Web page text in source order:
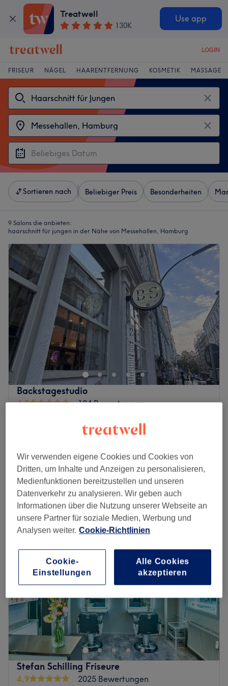
Treatwell
130K
Use app
LOGIN
FRISEUR NÄGEL HAARENTFERNUNG KOSMETIK MASSAGE
Sortieren nach Beliebiger Preis Besonderheiten
9 Salons die anbieten:
haarschnitt für jungen in der Nähe von Messehallen, Hamburg
Backstagestudio
4,8
184 Bewertungen
Kinder - Trockenschnitt
Kinder - Waschen, Schneiden & Föhnen
30 Min.
ab
Schnellansicht Saloninfos
Montag 10:00– 19:00
Dienstag
10:00– 19:00
Mittwoch
Donnerstag
10:00–19:00
Freitag
10:00–19:00
Samstag
10:00–19:00
Sonntag
Geschlossen
Lust auf einen erstklassigen Haarschnitt oder einen
anspruchsvollen Balayage-Look, der deine natürliche
Schönheit unterstreicht? Dann komm im Bacstagestudio in
Hamburg vorbei und lass dich von dem zauberhaften und
breitgefächerten Angebot rund um das Thema Schnitte,
Colorationen und Haarpflege überzeugen.
Stefan Schilling Friseure
4,9
2025 Bewertungen
Wir verwenden eigene Cookies und Cookies von
Dritten, um Inhalte und Anzeigen zu personalisieren,
Medienfunktionen bereitzustellen und unseren
Datenverkehr zu analysieren. Wir geben auch
Informationen über die Nutzung unserer Webseite an
unsere Partner für soziale Medien, Werbung und
Analysen weiter. Cookie-Richtlinien
Cookie-
Einstellungen
Alle Cookies
akzeptieren